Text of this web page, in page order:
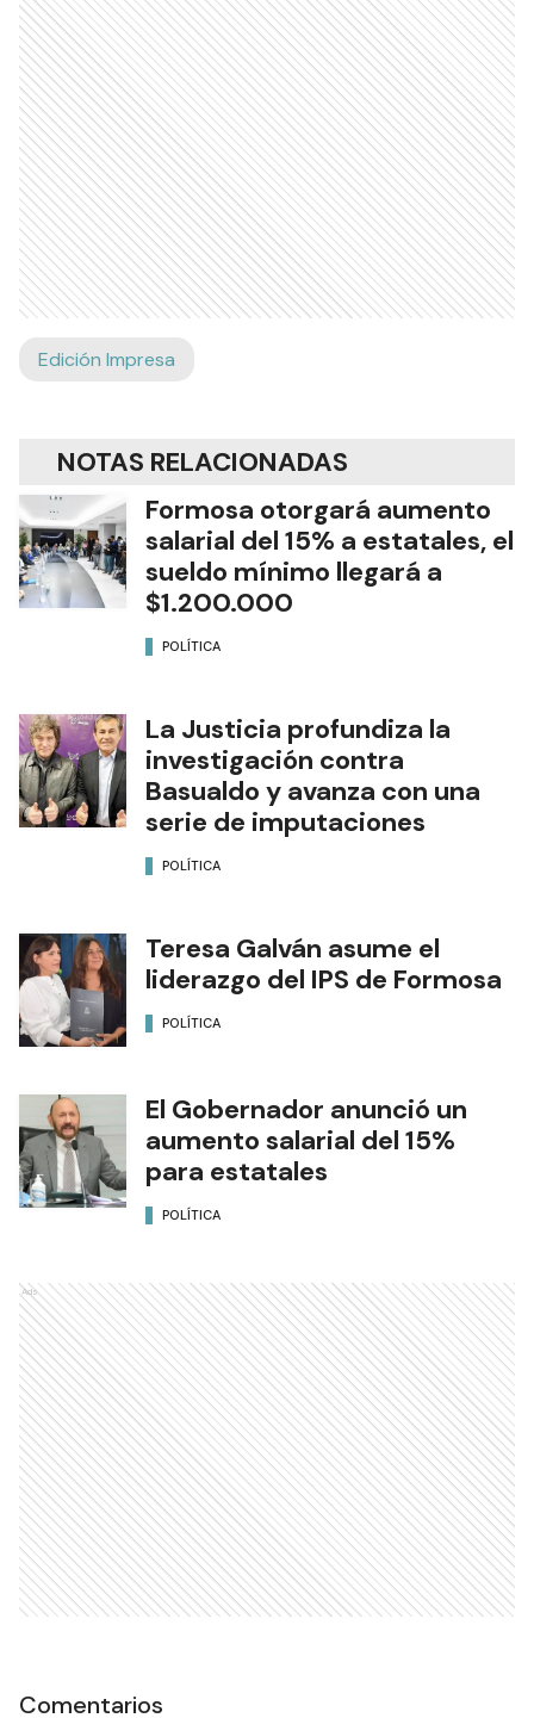
Edición Impresa
NOTAS RELACIONADAS
Formosa otorgará aumento
salarial del 15% a estatales, el
sueldo mínimo llegará a
$1.200.000
POLÍTICA
La Justicia profundiza la
investigación contra
Basualdo y avanza con una
serie de imputaciones
POLÍTICA
Teresa Galván asume el
liderazgo del IPS de Formosa
POLÍTICA
El Gobernador anunció un
aumento salarial del 15%
para estatales
POLÍTICA
Ads
Comentarios